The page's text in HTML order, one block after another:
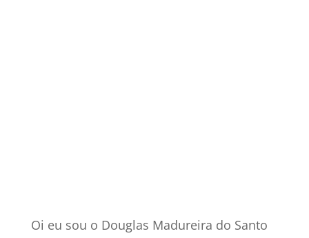
Oi eu sou o Douglas Madureira do Santo